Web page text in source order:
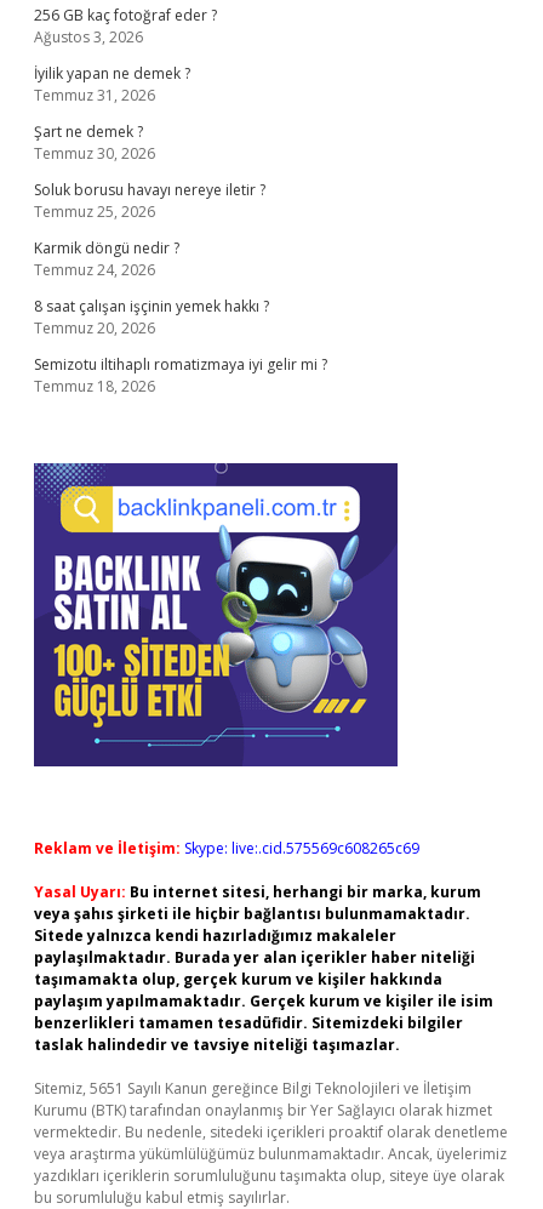
256 GB kaç fotoğraf eder ?
Ağustos 3, 2026
İyilik yapan ne demek ?
Temmuz 31, 2026
Şart ne demek ?
Temmuz 30, 2026
Soluk borusu havayı nereye iletir ?
Temmuz 25, 2026
Karmik döngü nedir ?
Temmuz 24, 2026
8 saat çalışan işçinin yemek hakkı ?
Temmuz 20, 2026
Semizotu iltihaplı romatizmaya iyi gelir mi ?
Temmuz 18, 2026
Reklam ve İletişim: Skype: live:.cid.575569c608265c69
Yasal Uyarı: Bu internet sitesi, herhangi bir marka, kurum
veya şahıs şirketi ile hiçbir bağlantısı bulunmamaktadır.
Sitede yalnızca kendi hazırladığımız makaleler
paylaşılmaktadır. Burada yer alan içerikler haber niteliği
taşımamakta olup, gerçek kurum ve kişiler hakkında
paylaşım yapılmamaktadır. Gerçek kurum ve kişiler ile isim
benzerlikleri tamamen tesadüfidir. Sitemizdeki bilgiler
taslak halindedir ve tavsiye niteliği taşımazlar.
Sitemiz, 5651 Sayılı Kanun gereğince Bilgi Teknolojileri ve İletişim
Kurumu (BTK) tarafından onaylanmış bir Yer Sağlayıcı olarak hizmet
vermektedir. Bu nedenle, sitedeki içerikleri proaktif olarak denetleme
veya araştırma yükümlülüğümüz bulunmamaktadır. Ancak, üyelerimiz
yazdıkları içeriklerin sorumluluğunu taşımakta olup, siteye üye olarak
bu sorumluluğu kabul etmiş sayılırlar.